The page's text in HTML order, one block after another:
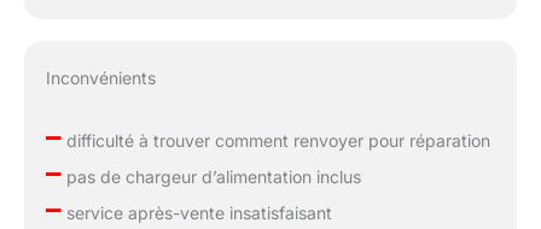
Inconvénients
–difficulté à trouver comment renvoyer pour réparation
–pas de chargeur d’alimentation inclus
–service après-vente insatisfaisant